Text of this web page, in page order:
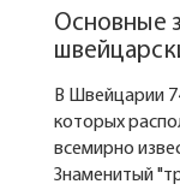
Основные
В Швейцарии
которых
всемирно
Знаменитый